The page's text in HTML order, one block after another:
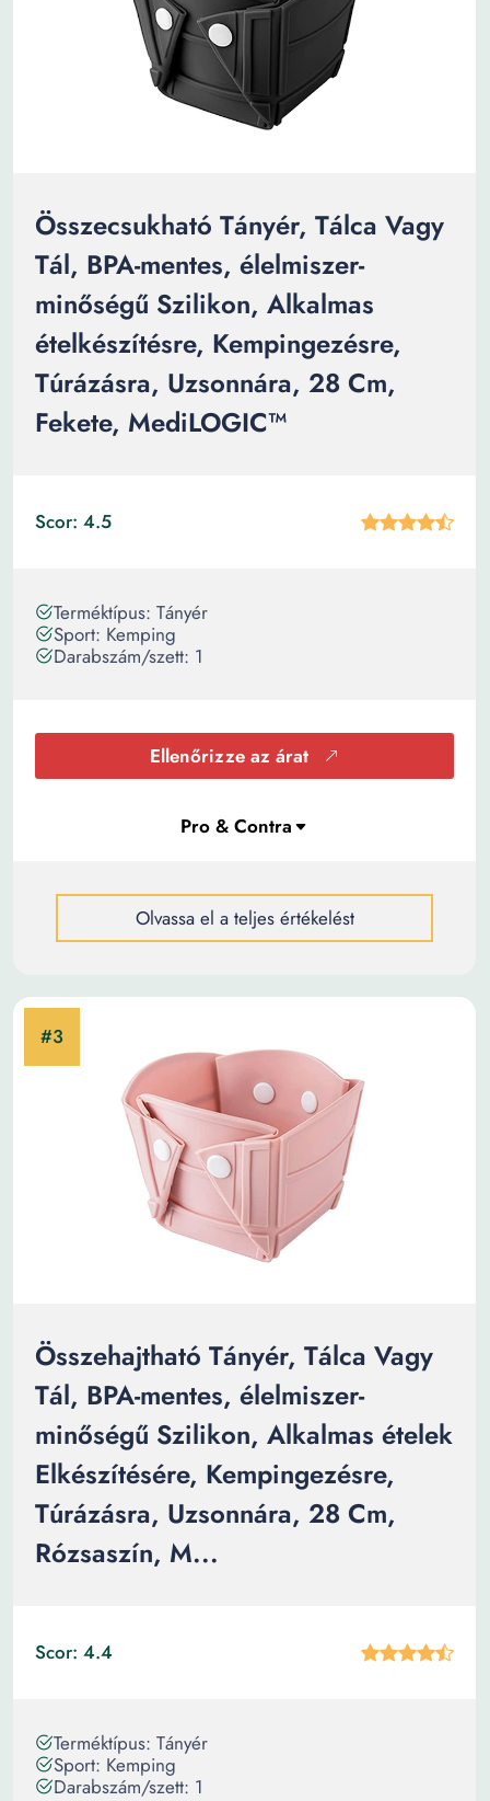
Összecsukható Tányér, Tálca Vagy
Tál, BPA-mentes, élelmiszer-
minőségű Szilikon, Alkalmas
ételkészítésre, Kempingezésre,
Túrázásra, Uzsonnára, 28 Cm,
Fekete, MediLOGIC™
Scor: 4.5
Terméktípus: Tányér
Sport: Kemping
Darabszám/szett: 1
Ellenőrizze az árat
Olvassa el a teljes értékelést
Összehajtható Tányér, Tálca Vagy
Tál, BPA-mentes, élelmiszer-
minőségű Szilikon, Alkalmas ételek
Elkészítésére, Kempingezésre,
Túrázásra, Uzsonnára, 28 Cm,
Rózsaszín, M...
Scor: 4.4
Terméktípus: Tányér
Sport: Kemping
Darabszám/szett: 1